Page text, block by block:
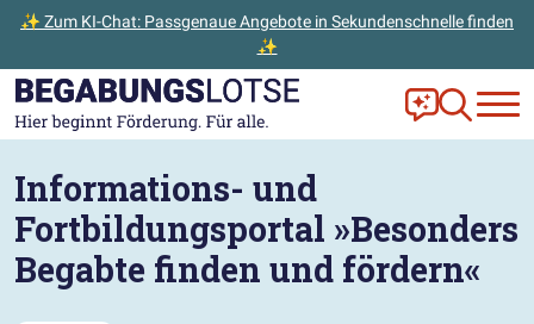
✨ Zum KI-Chat: Passgenaue Angebote in Sekundenschnelle finden
✨
Zum Hauptinhalt der Seite springen
Zur Startseite gehen Frag Ella!
Zur
Informations- und
Fortbildungsportal »Besonders
Begabte finden und fördern«